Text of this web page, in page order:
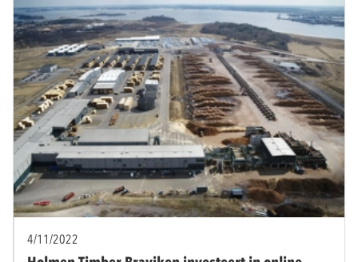
4/11/2022